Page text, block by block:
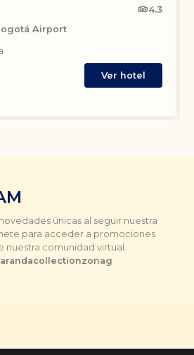
4.3
Airport
Ver hotel
únicas al seguir nuestra
para acceder a promociones
nuestra comunidad virtual.